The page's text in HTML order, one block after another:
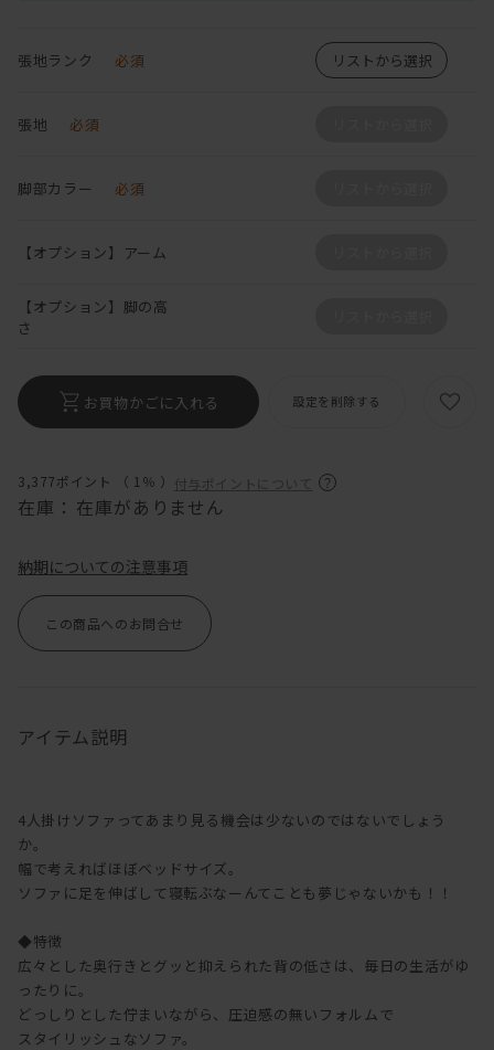
3,377ポイント （ 1％ ） 付与ポイントについて
在庫： 在庫がありません
張地ランク 必須 リストから選択
張地 必須
脚部カラー 必須
【オプション】アーム
【オプション】脚の高
さ
お買物かごに入れる 設定を削除する
納期についての注意事項
この商品へのお問合せ
アイテム説明
4人掛けソファってあまり見る機会は少ないのではないでしょう
か。
幅で考えればほぼベッドサイズ。
ソファに足を伸ばして寝転ぶなーんてことも夢じゃないかも！！
◆特徴
広々とした奥行きとグッと抑えられた背の低さは、毎日の生活がゆ
ったりに。
どっしりとした佇まいながら、圧迫感の無いフォルムで
スタイリッシュなソファ。